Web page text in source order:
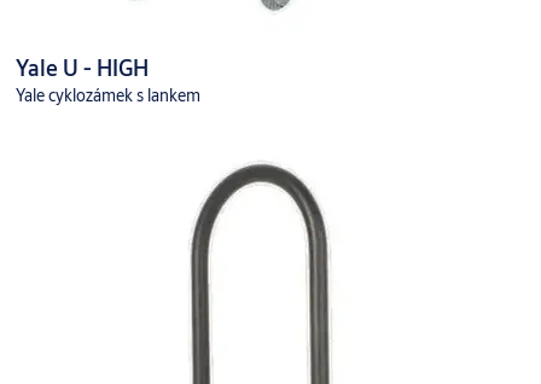
Yale U - HIGH
Yale cyklozámek s lankem